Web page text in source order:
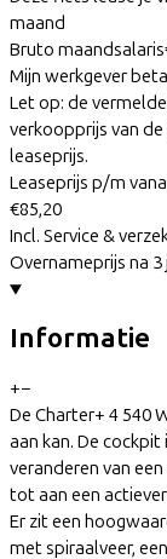
maand
Bruto maandsalaris
Mijn werkgever
Let op: de
verkoopprijs van
leaseprijs.
Leaseprijs p/m
€85,20
Incl. Service &
Overnameprijs na 3
Informatie
+−
De Charter+ 4 540
aan kan. De
veranderen van
tot aan een
Er zit een
met spiraalveer,